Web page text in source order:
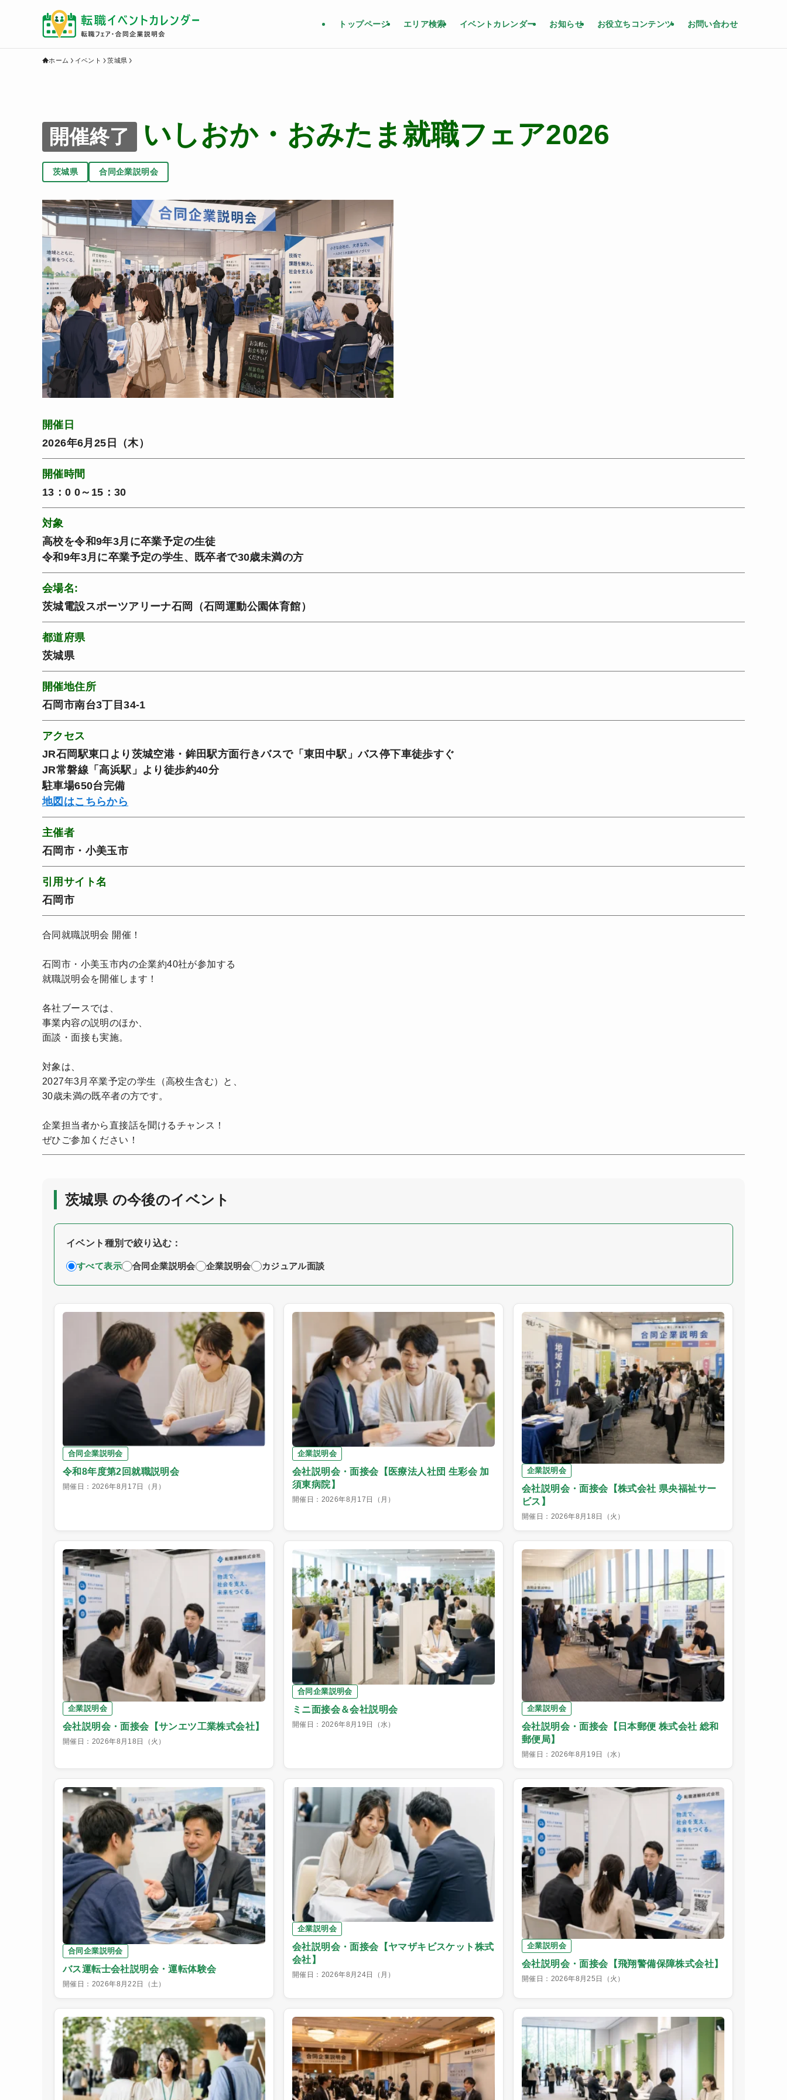
トップページ エリア検索 イベントカレンダー お知らせ お役立ちコンテンツ お問い合わせ
ホーム イベント 茨城県
開催終了 いしおか・おみたま就職フェア2026
茨城県 合同企業説明会
開催日
2026年6月25日（木）
開催時間
13：0 0～15：30
対象
高校を令和9年3月に卒業予定の生徒
令和9年3月に卒業予定の学生、既卒者で30歳未満の方
会場名:
茨城電設スポーツアリーナ石岡（石岡運動公園体育館）
都道府県
茨城県
開催地住所
石岡市南台3丁目34-1
アクセス
JR石岡駅東口より茨城空港・鉾田駅方面行きバスで「東田中駅」バス停下車徒歩すぐ
JR常磐線「高浜駅」より徒歩約40分
駐車場650台完備
地図はこちらから
主催者
石岡市・小美玉市
引用サイト名
石岡市
合同就職説明会 開催！
石岡市・小美玉市内の企業約40社が参加する
就職説明会を開催します！
各社ブースでは、
事業内容の説明のほか、
面談・面接も実施。
対象は、
2027年3月卒業予定の学生（高校生含む）と、
30歳未満の既卒者の方です。
企業担当者から直接話を聞けるチャンス！
ぜひご参加ください！
茨城県 の今後のイベント
イベント種別で絞り込む：
すべて表示 合同企業説明会 企業説明会 カジュアル面談
合同企業説明会
令和8年度第2回就職説明会
開催日：2026年8月17日（月）
企業説明会
会社説明会・面接会【医療法人社団 生彩会 加
須東病院】
開催日：2026年8月17日（月）
企業説明会
会社説明会・面接会【株式会社 県央福祉サー
ビス】
開催日：2026年8月18日（火）
企業説明会
会社説明会・面接会【サンエツ工業株式会社】
開催日：2026年8月18日（火）
合同企業説明会
ミニ面接会＆会社説明会
開催日：2026年8月19日（水）
企業説明会
会社説明会・面接会【日本郵便 株式会社 総和
郵便局】
開催日：2026年8月19日（水）
合同企業説明会
バス運転士会社説明会・運転体験会
開催日：2026年8月22日（土）
企業説明会
会社説明会・面接会【ヤマザキビスケット株式
会社】
開催日：2026年8月24日（月）
企業説明会
会社説明会・面接会【飛翔警備保障株式会社】
開催日：2026年8月25日（火）